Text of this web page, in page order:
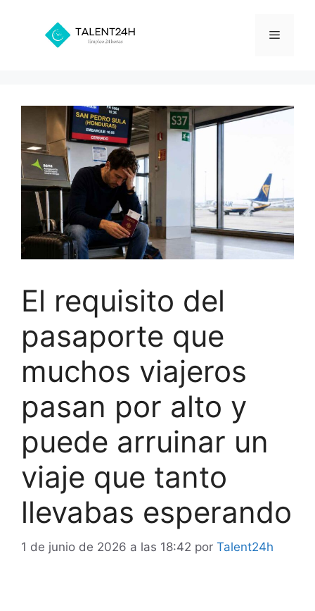
contenido
Menú
El requisito del
pasaporte que
muchos viajeros
pasan por alto y
puede arruinar un
viaje que tanto
llevabas esperando
1 de junio de 2026 a las 18:42 por Talent24h